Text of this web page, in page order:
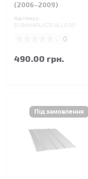
(2006–2009)
Код товару:
51.SMMAPLXC51.ALL.0.00
0
490.00 грн.